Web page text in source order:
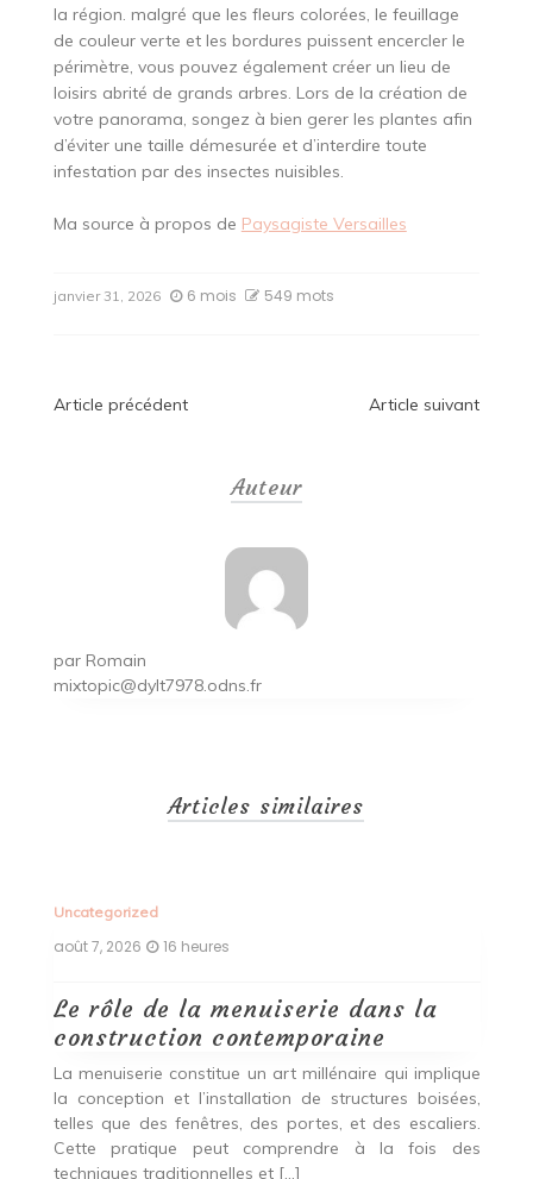
la région. malgré que les fleurs colorées, le feuillage
de couleur verte et les bordures puissent encercler le
périmètre, vous pouvez également créer un lieu de
loisirs abrité de grands arbres. Lors de la création de
votre panorama, songez à bien gerer les plantes afin
d’éviter une taille démesurée et d’interdire toute
infestation par des insectes nuisibles.
Ma source à propos de Paysagiste Versailles
janvier 31, 2026 6 mois 549 mots
Navigation
Article précédent Article suivant
Auteur
par Romain
mixtopic@dylt7978.odns.fr
Articles similaires
Uncategorized
août 7, 2026 16 heures
Le rôle de la menuiserie dans la
construction contemporaine
La menuiserie constitue un art millénaire qui implique
la conception et l’installation de structures boisées,
telles que des fenêtres, des portes, et des escaliers.
Cette pratique peut comprendre à la fois des
techniques traditionnelles et […]